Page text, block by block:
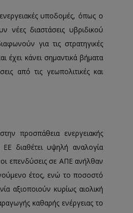
υποδομές, όπως ο
διαστάσεις υβριδικού
για τις στρατηγικές
έχει κάνει σημαντικά βήματα
από τις γεωπολιτικές και
προσπάθεια ενεργειακής
διαθέτει υψηλή αναλογία
επενδύσεις σε ΑΠΕ ανήλθαν
έτος, ενώ το ποσοστό
αξιοποιούν κυρίως αιολική
καθαρής ενέργειας το